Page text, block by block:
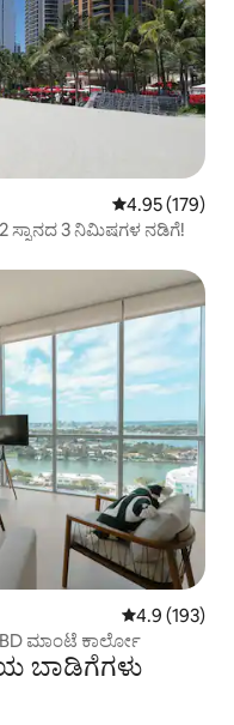
5 ರಲ್ಲಿ 4.95
4.95 (179)
3 ನಿಮಿಷಗಳ ನಡಿಗೆ!
5 ರಲ್ಲಿ 4.9
4.9 (193)
ಮಾಂಟೆ ಕಾರ್ಲೋ
ಬಾಡಿಗೆಗಳು